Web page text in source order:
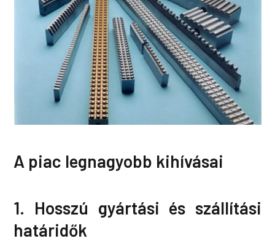
A piac legnagyobb kihívásai
1. Hosszú gyártási és szállítási
határidők